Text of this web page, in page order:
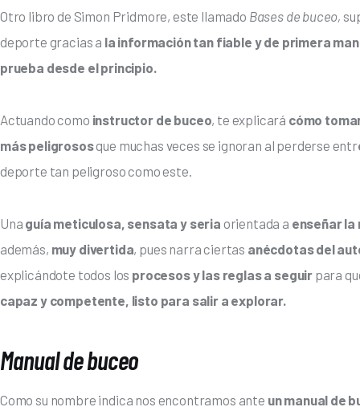
Otro libro de Simon Pridmore, este llamado Bases de buceo,
deporte gracias a la información tan fiable y de primera
prueba desde el principio.
Actuando como instructor de buceo, te explicará cómo
más peligrosos que muchas veces se ignoran al perderse entr
deporte tan peligroso como este.
Una guía meticulosa, sensata y seria orientada a enseñar la
además, muy divertida, pues narra ciertas anécdotas del
explicándote todos los procesos y las reglas a seguir para
capaz y competente, listo para salir a explorar.
Manual de buceo
Como su nombre indica nos encontramos ante un manual de